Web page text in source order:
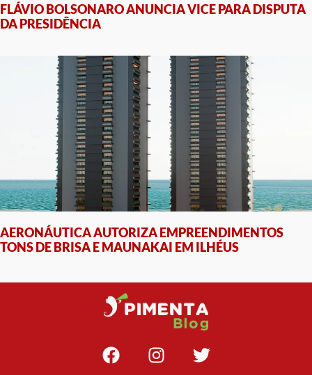
FLÁVIO BOLSONARO ANUNCIA VICE PARA DISPUTA
DA PRESIDÊNCIA
AERONÁUTICA AUTORIZA EMPREENDIMENTOS
TONS DE BRISA E MAUNAKAI EM ILHÉUS